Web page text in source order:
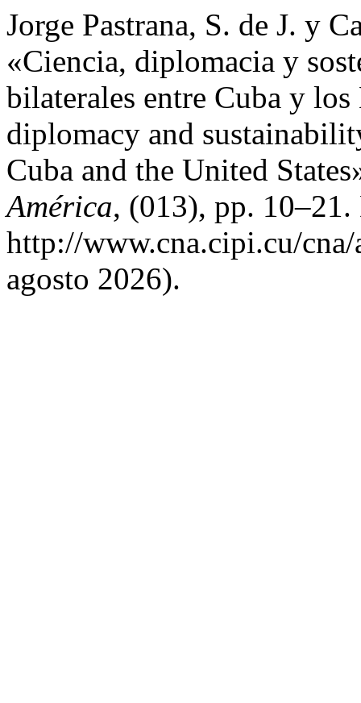
Jorge Pastrana, S. de J. y
«Ciencia, diplomacia y
bilaterales entre Cuba y
diplomacy and
Cuba and the United
América, (013), pp.
http://www.cna.cipi.cu/
agosto 2026).